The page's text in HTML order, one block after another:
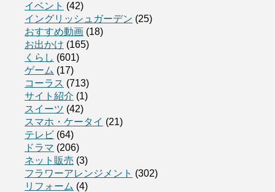
イベント (42)
イングリッシュガーデン (25)
おすすめ動画 (18)
お出かけ (165)
くらし (601)
ゲーム (17)
コーラス (713)
サイト紹介 (1)
スイーツ (42)
スマホ・ケータイ (21)
テレビ (64)
ドラマ (206)
ネット販売 (3)
フラワーアレンジメント (302)
リフォーム (4)